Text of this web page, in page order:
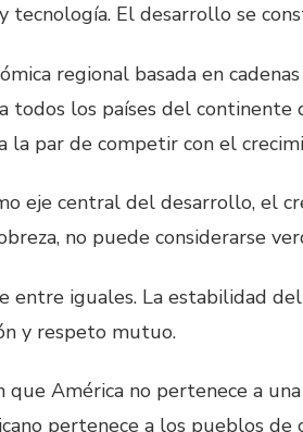
tecnología. El desarrollo se
regional basada en
todos los países del continente
la par de competir con el
eje central del desarrollo, el
no puede considerarse
entre iguales. La estabilidad
y respeto mutuo.
que América no pertenece a
pertenece a los pueblos de